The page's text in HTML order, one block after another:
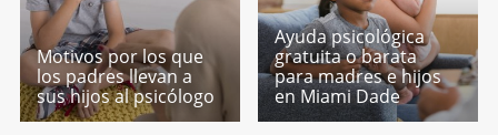
Motivos por los que
los padres llevan a
sus hijos al psicólogo
Ayuda psicológica
gratuita o barata
para madres e hijos
en Miami Dade